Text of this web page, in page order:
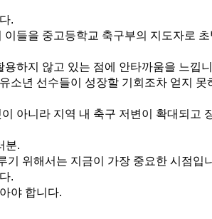
.
들을 중고등학교 축구부의 지도자로
하지 않고 있는 점에 안타까움을 느낍
소년 선수들이 성장할 기회조차 얻지
아니라 지역 내 축구 저변이 확대되고
분.
기 위해서는 지금이 가장 중요한 시점입
.
야 합니다.